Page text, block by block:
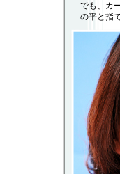
でも、カ
の平と指